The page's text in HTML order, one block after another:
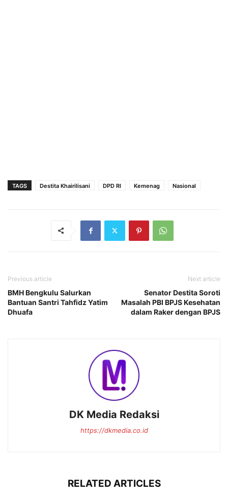
TAGS Destita Khairilisani DPD RI Kemenag Nasional
Previous article
BMH Bengkulu Salurkan
Bantuan Santri Tahfidz Yatim
Dhuafa
Next article
Senator Destita Soroti
Masalah PBI BPJS Kesehatan
dalam Raker dengan BPJS
DK Media Redaksi
https://dkmedia.co.id
RELATED ARTICLES